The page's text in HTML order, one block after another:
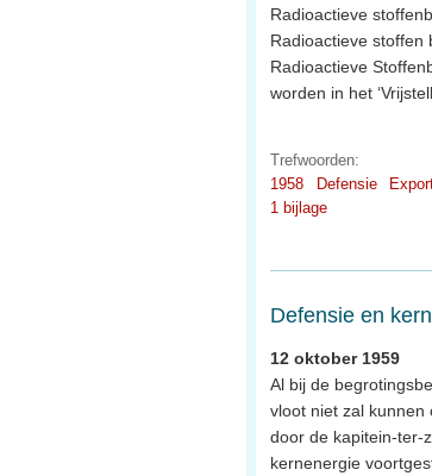
Radioactieve
Radioactieve stoffen
Radioactieve
worden in het
Trefwoorden:
1958
Defensie
1 bijlage
Defensie en
12 oktober 1959
Al bij de
vloot niet zal kunnen
door de kapitein-ter-
kernenergie